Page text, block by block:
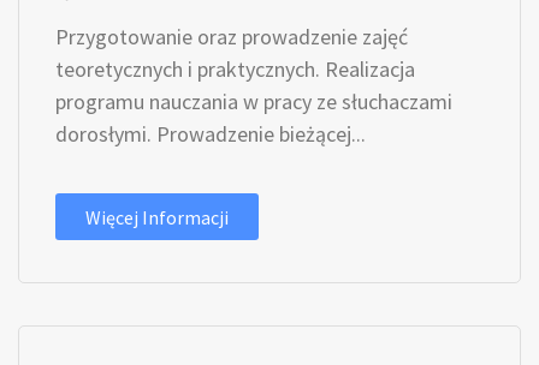
Przygotowanie oraz prowadzenie zajęć
teoretycznych i praktycznych. Realizacja
programu nauczania w pracy ze słuchaczami
dorosłymi. Prowadzenie bieżącej...
Więcej Informacji